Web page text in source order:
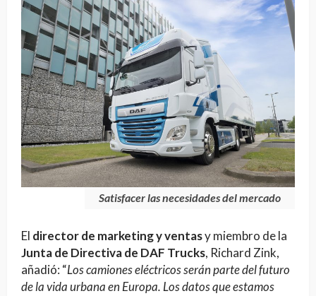
Satisfacer las necesidades del mercado
El director de marketing y ventasy miembro de la
Junta de Directiva de DAF Trucks, Richard Zink,
añadió: “Los camiones eléctricos serán parte del futuro
de la vida urbana en Europa. Los datos que estamos